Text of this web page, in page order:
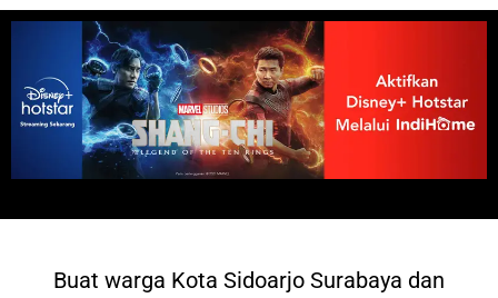
Buat warga Kota Sidoarjo Surabaya dan